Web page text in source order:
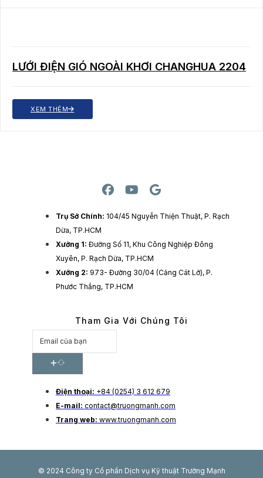
LƯỚI ĐIỆN GIÓ NGOÀI KHƠI CHANGHUA 2204
XEM THÊM
Trụ Sở Chính: 104/45 Nguyễn Thiện Thuật, P. Rạch
Dừa, TP.HCM
Xưởng 1: Đường Số 11, Khu Công Nghiệp Đông
Xuyên, P. Rạch Dừa, TP.HCM
Xưởng 2: 973- Đường 30/04 (Cảng Cát Lở), P.
Phước Thắng, TP.HCM
Tham Gia Với Chúng Tôi
Điện thoại: +84 (0254) 3 612 679
E-mail: contact@truongmanh.com
Trang web: www.truongmanh.com
© 2024 Công ty Cổ phần Dịch vụ Kỹ thuật Trường Mạnh